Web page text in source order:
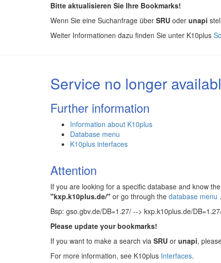
Bitte aktualisieren Sie Ihre Bookmarks!
Wenn Sie eine Suchanfrage über SRU oder unapi
Weiter Informationen dazu finden Sie unter K10plus
Service no longer
Further information
Information about K10plus
Database menu
K10plus interfaces
Attention
If you are looking for a specific database and know
"kxp.k10plus.de/" or go through the database menu .
Bsp: gso.gbv.de/DB=1.27/ --> kxp.k10plus.de/
Please update your bookmarks!
If you want to make a search via SRU or unapi,
For more information, see K10plus Interfaces.